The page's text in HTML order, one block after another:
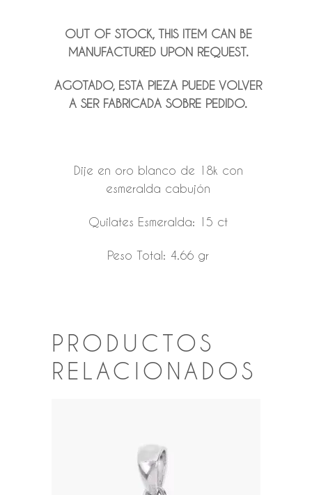
OUT OF STOCK, THIS ITEM CAN BE
MANUFACTURED UPON REQUEST.
AGOTADO, ESTA PIEZA PUEDE VOLVER
A SER FABRICADA SOBRE PEDIDO.
Dije en oro blanco de 18k con
esmeralda cabujón
Quilates Esmeralda: 15 ct
Peso Total: 4.66 gr
PRODUCTOS
RELACIONADOS